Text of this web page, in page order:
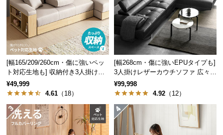
に
つ
い
て
保
証
に
つ
い
て
[幅165/209/260cm・傷に強いペッ
ト対応生地も] 収納付き3人掛け多
機能ソファ
¥49,999
4.61 （18）
[幅268cm・傷に強いEPUタイプも]
3人掛けレザーカウチソファ 広々設
計 高級感
¥99,998
4.92 （12）